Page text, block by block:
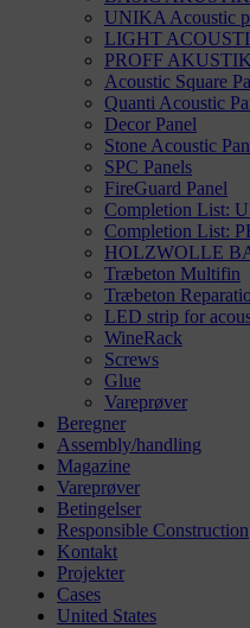
UNIKA Acoustic
LIGHT
PROFF
Acoustic Square
Quanti Acoustic
Decor Panel
Stone Acoustic
SPC Panels
FireGuard Panel
Completion List:
Completion List:
HOLZWOLLE
Træbeton Multifin
Træbeton
LED strip for
WineRack
Screws
Glue
Vareprøver
Beregner
Assembly/handling
Magazine
Vareprøver
Betingelser
Responsible Construction
Kontakt
Projekter
Cases
United States